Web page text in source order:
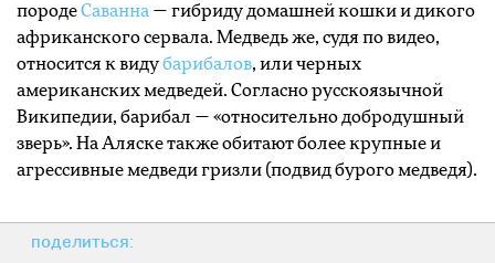
породеСаванна — гибриду домашней кошки и дикого
африканского сервала. Медведь же, судя по видео,
относится к видубарибалов, или черных
американских медведей. Согласно русскоязычной
Википедии, барибал — «относительно добродушный
зверь». На Аляске также обитают более крупные и
агрессивные медведи гризли (подвид бурого медведя).
поделиться: